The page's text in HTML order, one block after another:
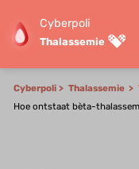
Cyberpoli
Thalassemie
Cyberpoli Thalassemie
Hoe ontstaat bèta-